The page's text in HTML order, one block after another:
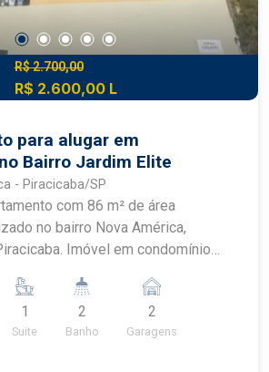
R$ 2.700,00
R$ 2.600,00 L
para alugar em
Bairro Jardim Elite
- Piracicaba/SP
com 86 m² de área
no bairro Nova América,
Imóvel em condomínio
no dia a dia.
- 03 dormitórios,
- 02 banheiros - Sala de estar
1
Suite
2
Banho
2
Garagens